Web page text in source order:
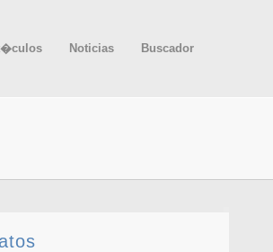
Noticias Buscador